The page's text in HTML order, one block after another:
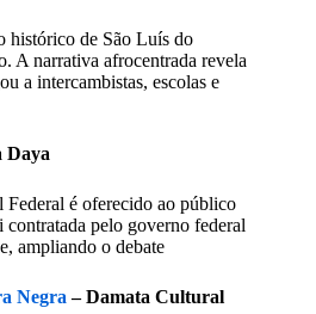
histórico de São Luís do
A narrativa afrocentrada revela
a intercambistas, escolas e
Daya
é oferecido ao público
contratada pelo governo federal
ampliando o debate
Negra – Damata Cultural